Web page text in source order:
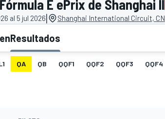
MOTO
E ePrix de Shanghai II
al 5 jul 2026| Shanghai International Circuit, CN
Resultados
QA QB QQF1 QQF2 QQF3 QQF4